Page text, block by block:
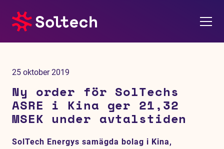
Tjänster
Referensprojekt
25 oktober 2019
Ny order för SolTechs
ASRE i Kina ger 21,32
MSEK under avtalstiden
SolTech Energys samägda bolag i Kina,